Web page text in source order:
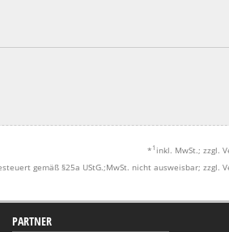
* 1 inkl. MwSt.; zzgl.
gemäß §25a UStG.;MwSt. nicht ausweisbar; zzgl.
PARTNER